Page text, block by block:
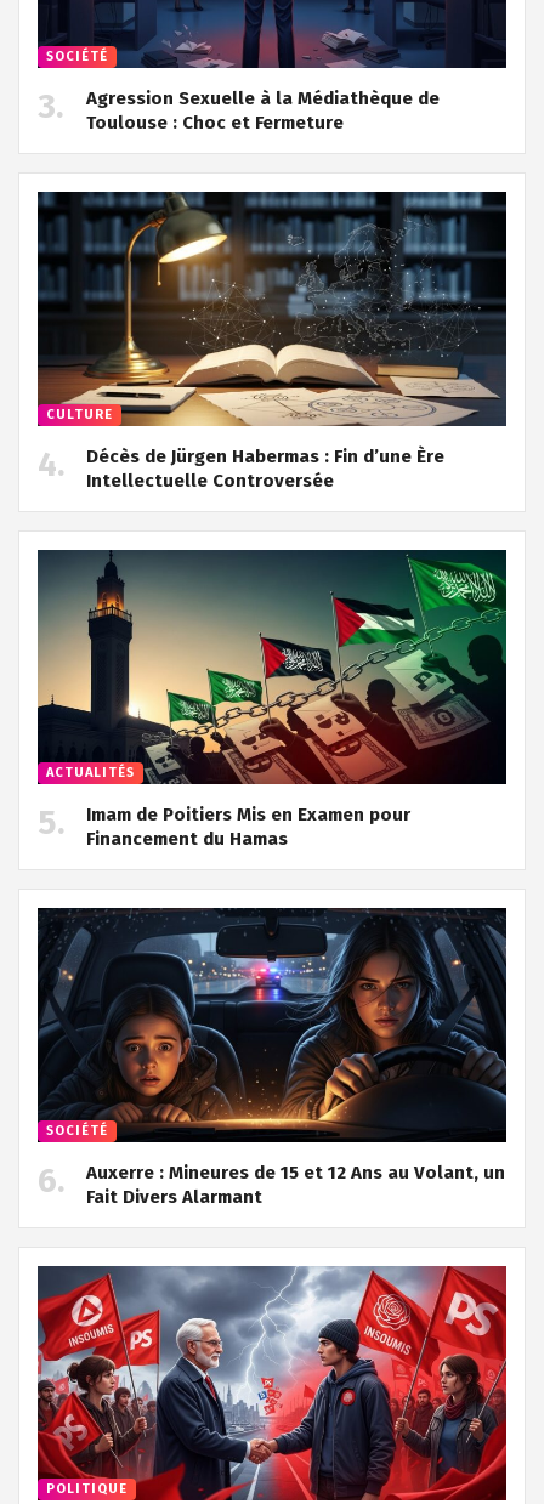
SOCIÉTÉ
Agression Sexuelle à la Médiathèque de
Toulouse : Choc et Fermeture
CULTURE
Décès de Jürgen Habermas : Fin d’une Ère
Intellectuelle Controversée
ACTUALITÉS
Imam de Poitiers Mis en Examen pour
Financement du Hamas
SOCIÉTÉ
Auxerre : Mineures de 15 et 12 Ans au Volant, un
Fait Divers Alarmant
POLITIQUE